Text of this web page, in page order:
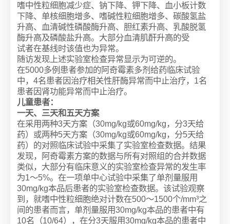
嗜中性粒细胞减少症、钠下降、钾下降、血小板计数
下降、单核细胞增多、嗜碱性粒细胞增多、碳酸氢盐
升高、血清碱性磷酸酶升高、胆红素升高、乳酸脱氢
酶升高及磷酸盐升高。大部分血清肌酐升高的受
试者在基线时该值也为异常。
随访发现上述实验室检查异常显示为可逆的。
在5000多例患者参加的阿奇霉素多剂给药临床试验
中，4名患者因治疗相关性肝酶异常而中止治疗，1名
患者因肾功能异常而中止治疗。
儿童患者：
一天、三天和五天方案
在采用两种3天方案（30mg/kg或60mg/kg，分3天给
药）或两种5天方案（30mg/kg或60mg/kg，分5天给
药）的对照临床试验中采集了实验室检查数据。结果
发现，阿奇霉素方案的数据与所有对照组的合并数据
类似，大部分有临床意义的实验室检查异常的发生率
为1～5%。在一项单中心试验中采集了单剂量服用
30mg/kg本品后患者的实验室检查数据。该试验观察
到，就嗜中性粒细胞绝对计数在500～1500个/mm³之
间的患者而言，单剂量服用30mg/kg本品的患者中有
10名（10/64），在分3天服用30mg/kg本品的患者中